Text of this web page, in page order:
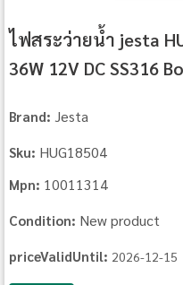
ไฟสระว่ายน้ำ jesta
36W 12V DC SS316
Brand: Jesta
Sku: HUG18504
Mpn: 10011314
Condition: New product
priceValidUntil: 2026-12-15